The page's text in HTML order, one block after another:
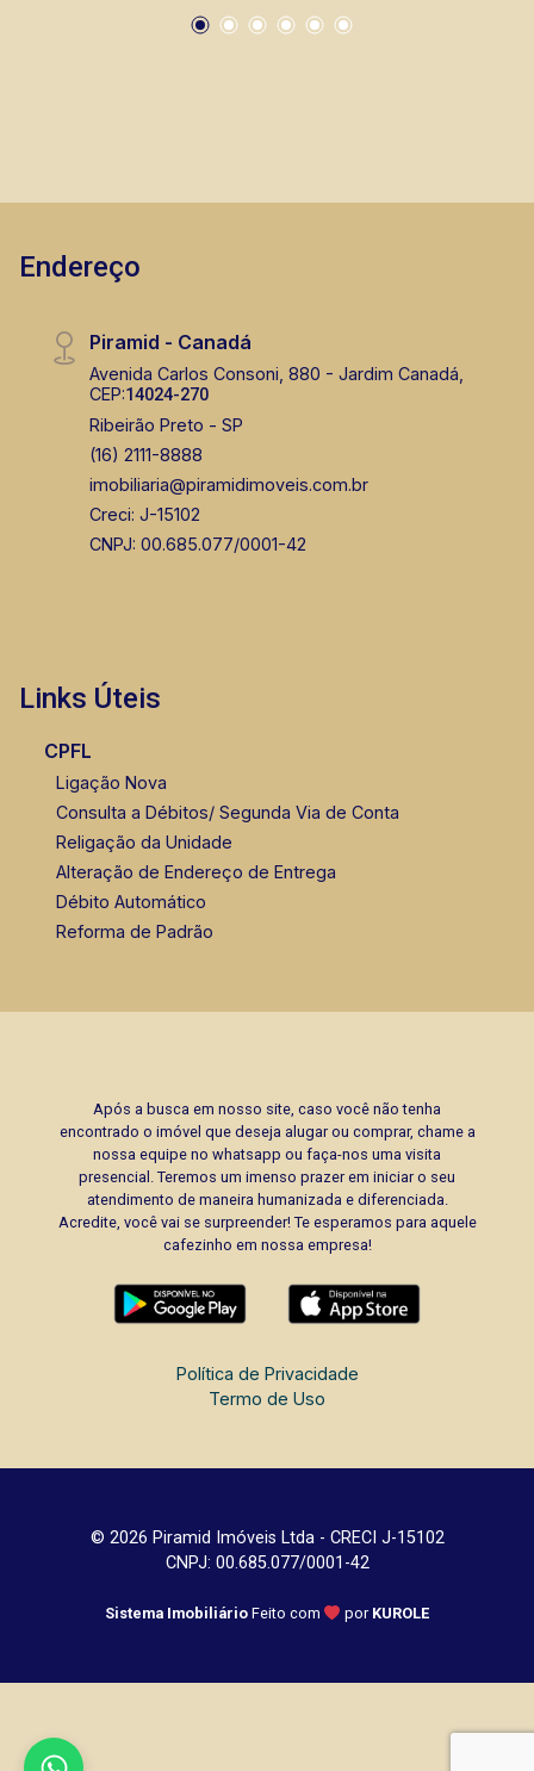
Endereço
Piramid - Canadá
Avenida Carlos Consoni, 880 - Jardim Canadá,
CEP:14024-270
Ribeirão Preto - SP
(16) 2111-8888
imobiliaria@piramidimoveis.com.br
Creci: J-15102
CNPJ: 00.685.077/0001-42
Links Úteis
CPFL
Ligação Nova
Consulta a Débitos/ Segunda Via de Conta
Religação da Unidade
Alteração de Endereço de Entrega
Débito Automático
Reforma de Padrão
Após a busca em nosso site, caso você não tenha
encontrado o imóvel que deseja alugar ou comprar, chame a
nossa equipe no whatsapp ou faça-nos uma visita
presencial. Teremos um imenso prazer em iniciar o seu
atendimento de maneira humanizada e diferenciada.
Acredite, você vai se surpreender! Te esperamos para aquele
cafezinho em nossa empresa!
Política de Privacidade
Termo de Uso
© 2026 Piramid Imóveis Ltda - CRECI J-15102
CNPJ: 00.685.077/0001-42
Sistema Imobiliário Feito com por KUROLE